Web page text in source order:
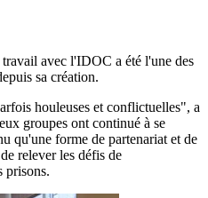
avec l'IDOC a été l'une des
sa création.
houleuses et conflictuelles", a
groupes ont continué à se
qu'une forme de partenariat et de
relever les défis de
prisons.